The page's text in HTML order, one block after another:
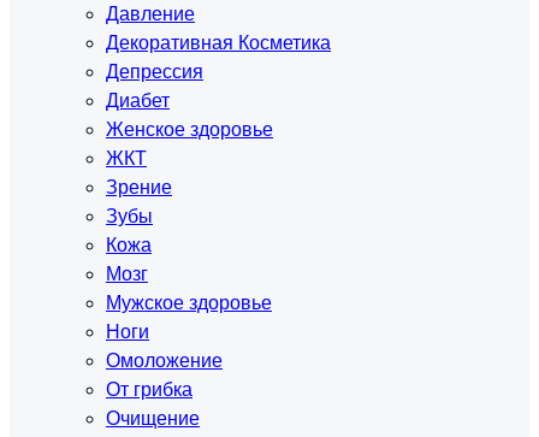
Давление
Декоративная Косметика
Депрессия
Диабет
Женское здоровье
ЖКТ
Зрение
Зубы
Кожа
Мозг
Мужское здоровье
Ноги
Омоложение
От грибка
Очищение